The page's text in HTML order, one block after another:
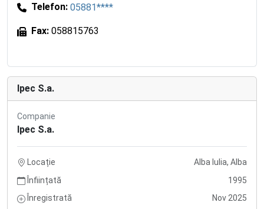
Telefon: 05881****
Fax: 058815763
Ipec S.a.
Companie
Ipec S.a.
Locație
Alba Iulia, Alba
Înființată
1995
Înregistrată
Nov 2025